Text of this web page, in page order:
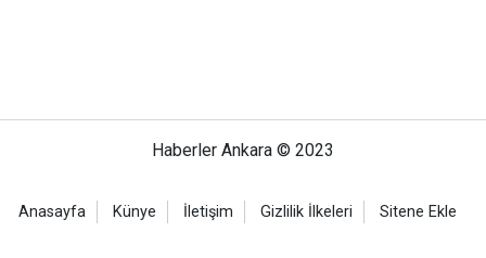
Haberler Ankara © 2023
Anasayfa Künye İletişim Gizlilik İlkeleri Sitene Ekle